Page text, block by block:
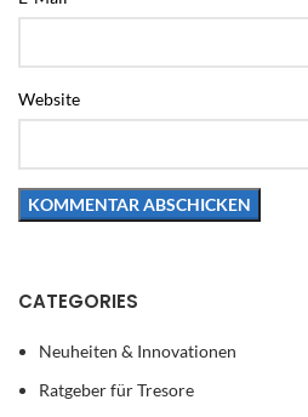
Website
CATEGORIES
Neuheiten & Innovationen
Ratgeber für Tresore